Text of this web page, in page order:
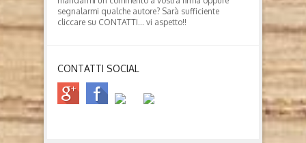
segnalarmi qualche autore? Sarà sufficiente
cliccare su CONTATTI… vi aspetto!!
CONTATTI SOCIAL